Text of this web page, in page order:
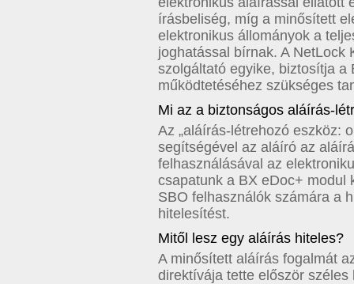
írásbeliség, míg a minősített
elektronikus állományok a
joghatással bírnak. A NetLock
szolgáltató egyike, biztosítja a
működtetéséhez szükséges
Mi az a biztonságos aláírás-
Az „aláírás-létrehozó eszköz:
segítségével az aláíró az
felhasználásával az
csapatunk a BX eDoc+ modul
SBO felhasználók számára a
hitelesítést.
Mitől lesz egy aláírás hiteles?
A minősített aláírás fogalmát
direktívája tette először